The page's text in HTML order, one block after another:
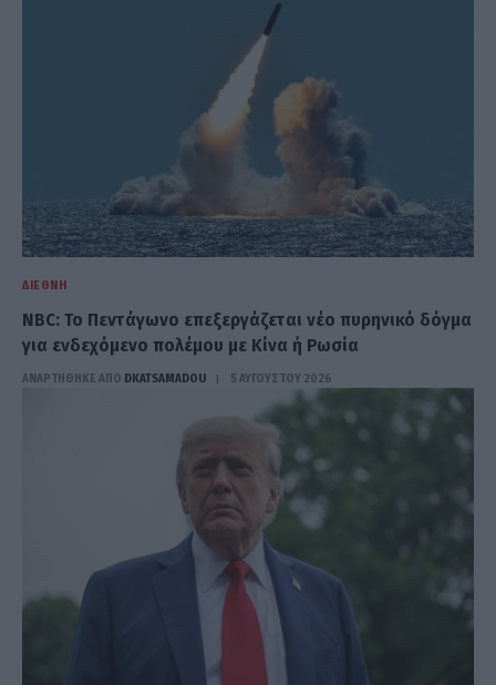
ΔΙΕΘΝΉ
NBC: Το Πεντάγωνο επεξεργάζεται νέο πυρηνικό δόγμα
για ενδεχόμενο πολέμου με Κίνα ή Ρωσία
ΑΝΑΡΤΗΘΗΚΕ ΑΠΟ DKATSAMADOU 5 ΑΥΓΟΎΣΤΟΥ 2026